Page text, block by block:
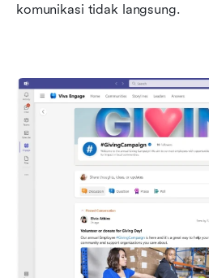
komunikasi tidak langsung.